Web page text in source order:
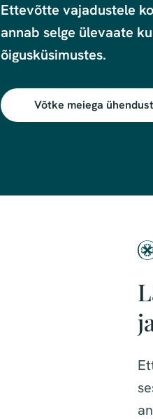
Ettevõtte vajadustele
annab selge ülevaate
õigusküsimustes.
Võtke meiega ühendust